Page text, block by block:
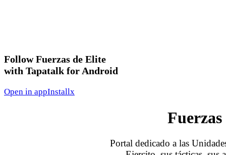
Follow Fuerzas de Elite
with Tapatalk for Android
Open in appInstallx
Portal dedicado a las